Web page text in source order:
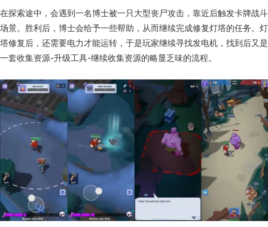
在探索途中，会遇到一名博士被一只大型丧尸攻击，靠近后触发卡牌战斗
场景。胜利后，博士会给予一些帮助，从而继续完成修复灯塔的任务。灯
塔修复后，还需要电力才能运转，于是玩家继续寻找发电机，找到后又是
一套收集资源-升级工具-继续收集资源的略显乏味的流程。